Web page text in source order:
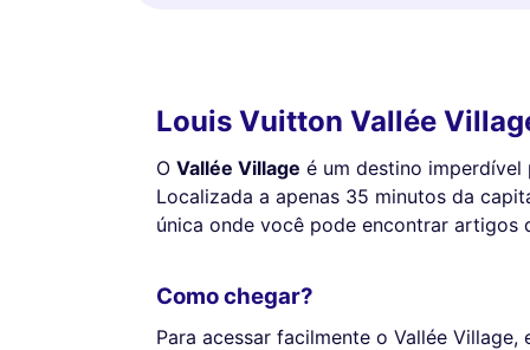
Louis Vuitton Vallée
O Vallée Village é um destino imperdível
Localizada a apenas 35 minutos da
única onde você pode encontrar artigos
Como chegar?
Para acessar facilmente o Vallée